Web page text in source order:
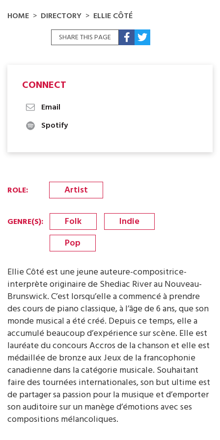
HOME DIRECTORY ELLIE CÔTÉ
SHARE THIS PAGE
ROLE: Artist
GENRE(S): Folk
Indie
Pop
Ellie Côté est une jeune auteure-compositrice-
interprète originaire de Shediac River au Nouveau-
Brunswick. C’est lorsqu’elle a commencé à prendre
des cours de piano classique, à l’âge de 6 ans, que son
monde musical a été créé. Depuis ce temps, elle a
accumulé beaucoup d’expérience sur scène. Elle est
lauréate du concours Accros de la chanson et elle est
médaillée de bronze aux Jeux de la francophonie
canadienne dans la catégorie musicale. Souhaitant
faire des tournées internationales, son but ultime est
de partager sa passion pour la musique et d’emporter
son auditoire sur un manège d’émotions avec ses
compositions mélancoliques.
CONNECT
Email
Spotify